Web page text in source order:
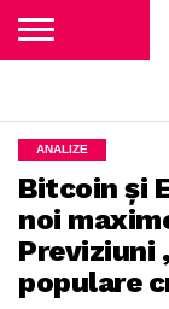
ANALIZE
Bitcoin și
noi
Previziuni
populare